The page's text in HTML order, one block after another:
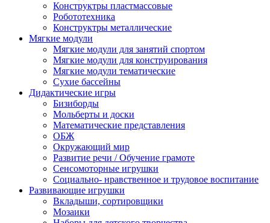
Конструктры пластмассовые
Робототехника
Конструктры металлические
Мягкие модули
Мягкие модули для занятий спортом
Мягкие модули для конструирования
Мягкие модули тематические
Сухие бассейны
Дидактические игры
Бизиборды
Мольберты и доски
Математические представления
ОБЖ
Окружающий мир
Развитие речи / Обучение грамоте
Сенсомоторные игрушки
Социально- нравственное и трудовое воспитание
Развивающие игрушки
Вкладыши, сортировщики
Мозаики